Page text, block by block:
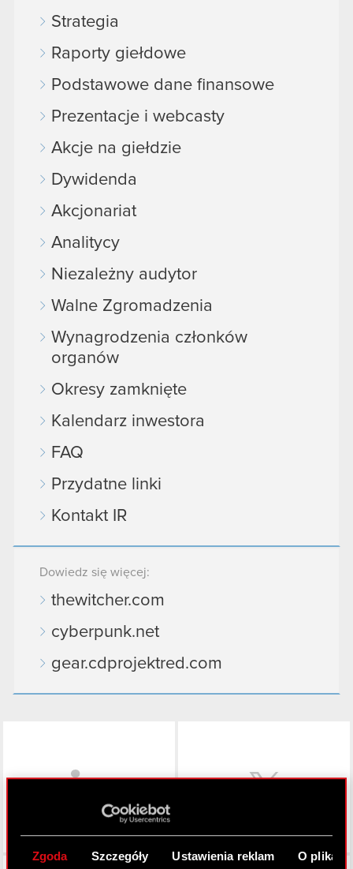
Zgoda Szczegóły Ustawienia reklam O
Strategia
Raporty giełdowe
Podstawowe dane finansowe
Prezentacje i webcasty
Akcje na giełdzie
Dywidenda
Akcjonariat
Analitycy
Niezależny audytor
Walne Zgromadzenia
Wynagrodzenia członków
organów
Okresy zamknięte
Kalendarz inwestora
FAQ
Przydatne linki
Kontakt IR
Dowiedz się więcej:
thewitcher.com
cyberpunk.net
gear.cdprojektred.com